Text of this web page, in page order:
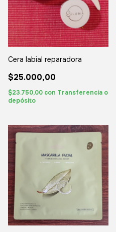
Cera labial reparadora
$25.000,00
$23.750,00 con Transferencia o
depósito